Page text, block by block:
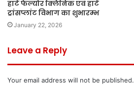
हार्ट फेल्योर क्लिनिक एवं हार्ट
ट्रांसप्लांट विभाग का शुभारम्भ
January 22, 2026
Leave a Reply
Your email address will not be published.